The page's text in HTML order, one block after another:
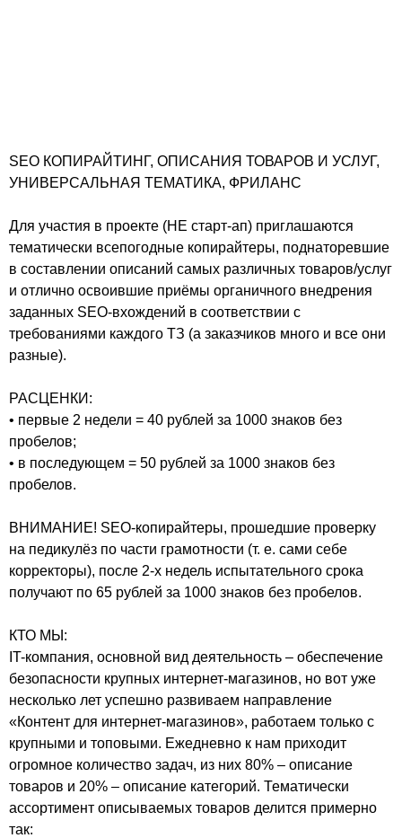
SEO КОПИРАЙТИНГ, ОПИСАНИЯ ТОВАРОВ И УСЛУГ,
УНИВЕРСАЛЬНАЯ ТЕМАТИКА, ФРИЛАНС
Для участия в проекте (НЕ старт-ап) приглашаются
тематически всепогодные копирайтеры, поднаторевшие
в составлении описаний самых различных товаров/услуг
и отлично освоившие приёмы органичного внедрения
заданных SEO-вхождений в соответствии с
требованиями каждого ТЗ (а заказчиков много и все они
разные).
РАСЦЕНКИ:
• первые 2 недели = 40 рублей за 1000 знаков без
пробелов;
• в последующем = 50 рублей за 1000 знаков без
пробелов.
ВНИМАНИЕ! SEO-копирайтеры, прошедшие проверку
на педикулёз по части грамотности (т. е. сами себе
корректоры), после 2-х недель испытательного срока
получают по 65 рублей за 1000 знаков без пробелов.
КТО МЫ:
IT-компания, основной вид деятельность – обеспечение
безопасности крупных интернет-магазинов, но вот уже
несколько лет успешно развиваем направление
«Контент для интернет-магазинов», работаем только с
крупными и топовыми. Ежедневно к нам приходит
огромное количество задач, из них 80% – описание
товаров и 20% – описание категорий. Тематически
ассортимент описываемых товаров делится примерно
так: